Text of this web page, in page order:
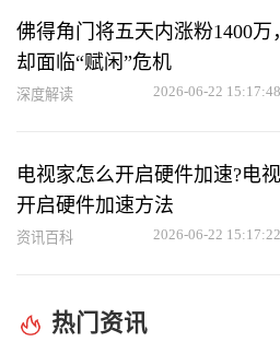
佛得角门将五天内涨粉1400万，
却面临“赋闲”危机
深度解读 2026-06-22 15:17:48
电视家怎么开启硬件加速?电
开启硬件加速方法
资讯百科 2026-06-22 15:17:22
热门资讯